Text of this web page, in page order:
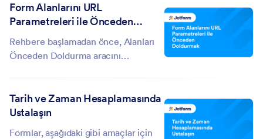
formunuzun önbelleğini temizlemek
genellikle sorunları düzeltmenizde
Form Alanlarını URL
Parametreleri ile Önceden
Doldurmak
Rehbere başlamadan önce, Alanları
Önceden Doldurma aracını
hatırlatmak isteriz. Diyelim ki
tıklandığında, formunuzdaki...
Tarih ve Zaman Hesaplamasında
Ustalaşın
Formlar, aşağıdaki gibi amaçlar için